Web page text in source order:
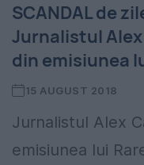
SCANDAL de
Jurnalistul
din emisiunea
15 AUGUST 2018
Jurnalistul Alex
emisiunea lui